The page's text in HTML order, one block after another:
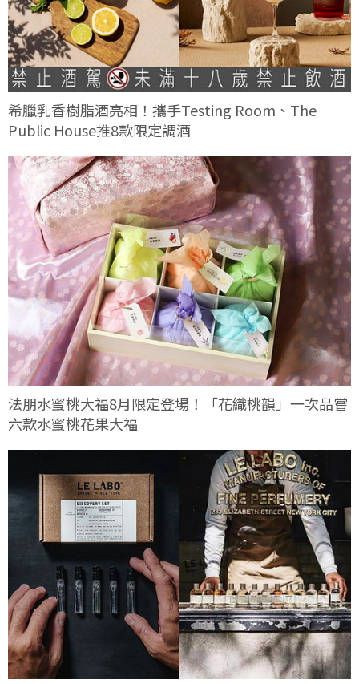
希臘乳香樹脂酒亮相！攜手Testing Room、The
Public House推8款限定調酒
法朋水蜜桃大福8月限定登場！「花織桃韻」一次品嘗
六款水蜜桃花果大福